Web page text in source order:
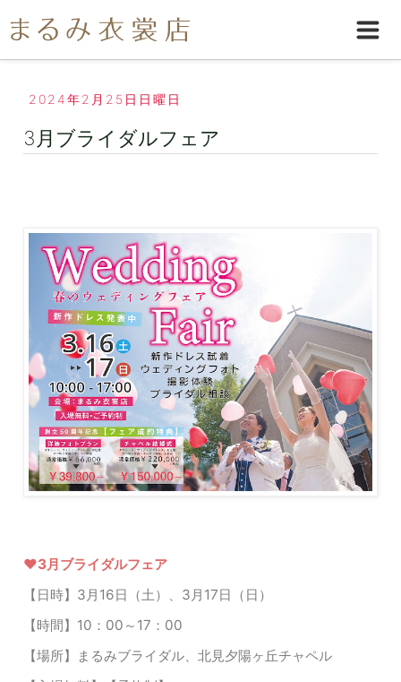
2024年2月25日日曜日
3月ブライダルフェア
♥3月ブライダルフェア
【日時】3月16日（土）、3月17日（日）
【時間】10：00～17：00
【場所】まるみブライダル、北見夕陽ヶ丘チャペル